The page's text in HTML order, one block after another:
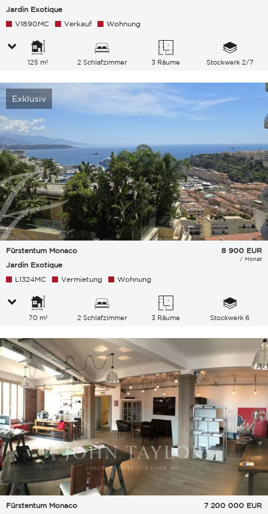
Jardin Exotique
V1890MC Verkauf Wohnung
125 m² 2 Schlafzimmer 3 Räume Stockwerk 2/7
Exklusiv
Fürstentum Monaco
Jardin Exotique
8 900 EUR
/ Monat
L1324MC Vermietung Wohnung
70 m² 2 Schlafzimmer 3 Räume Stockwerk 6
Fürstentum Monaco
7 200 000 EUR